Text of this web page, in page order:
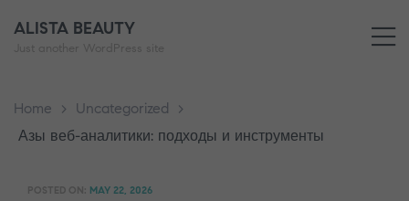
ALISTA BEAUTY
Just another WordPress site
Home > Uncategorized
>
Азы веб-аналитики: подходы и инструменты
POSTED ON: MAY 22, 2026